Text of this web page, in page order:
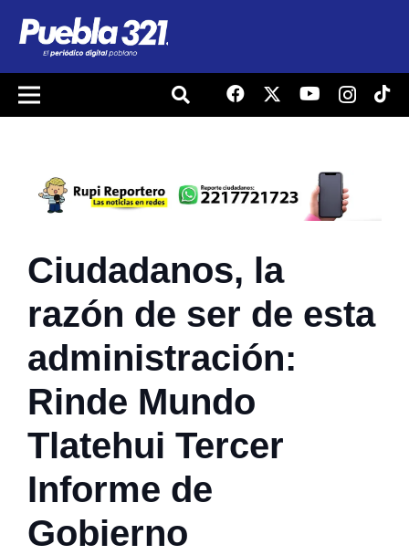
Ciudadanos, la
razón de ser de esta
administración:
Rinde Mundo
Tlatehui Tercer
Informe de
Gobierno